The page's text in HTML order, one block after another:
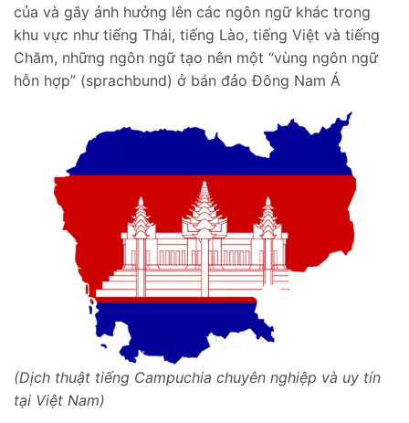
của và gây ảnh hưởng lên các ngôn ngữ khác trong
khu vực như tiếng Thái, tiếng Lào, tiếng Việt và tiếng
Chăm, những ngôn ngữ tạo nên một “vùng ngôn ngữ
hỗn hợp” (sprachbund) ở bán đảo Đông Nam Á
(Dịch thuật tiếng Campuchia chuyên nghiệp và uy tín
tại Việt Nam)